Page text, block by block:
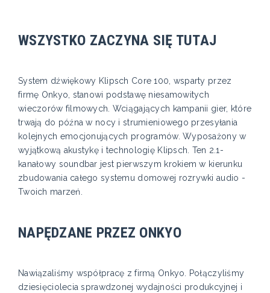
WSZYSTKO ZACZYNA SIĘ TUTAJ
System dźwiękowy Klipsch Core 100, wsparty przez
firmę Onkyo, stanowi podstawę niesamowitych
wieczorów filmowych. Wciągających kampanii gier, które
trwają do późna w nocy i strumieniowego przesyłania
kolejnych emocjonujących programów. Wyposażony w
wyjątkową akustykę i technologię Klipsch. Ten 2.1-
kanałowy soundbar jest pierwszym krokiem w kierunku
zbudowania całego systemu domowej rozrywki audio -
Twoich marzeń.
NAPĘDZANE PRZEZ ONKYO
Nawiązaliśmy współpracę z firmą Onkyo. Połączyliśmy
dziesięciolecia sprawdzonej wydajności produkcyjnej i